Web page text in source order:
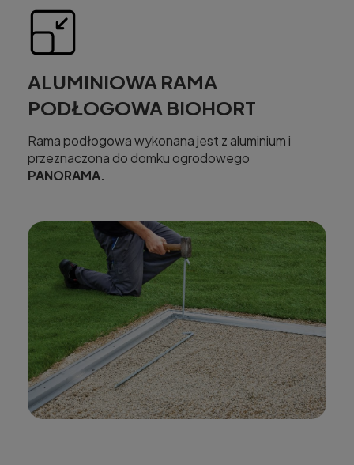
ALUMINIOWA RAMA
PODŁOGOWA BIOHORT
Rama podłogowa wykonana jest z aluminium i
przeznaczona do domku ogrodowego
PANORAMA.